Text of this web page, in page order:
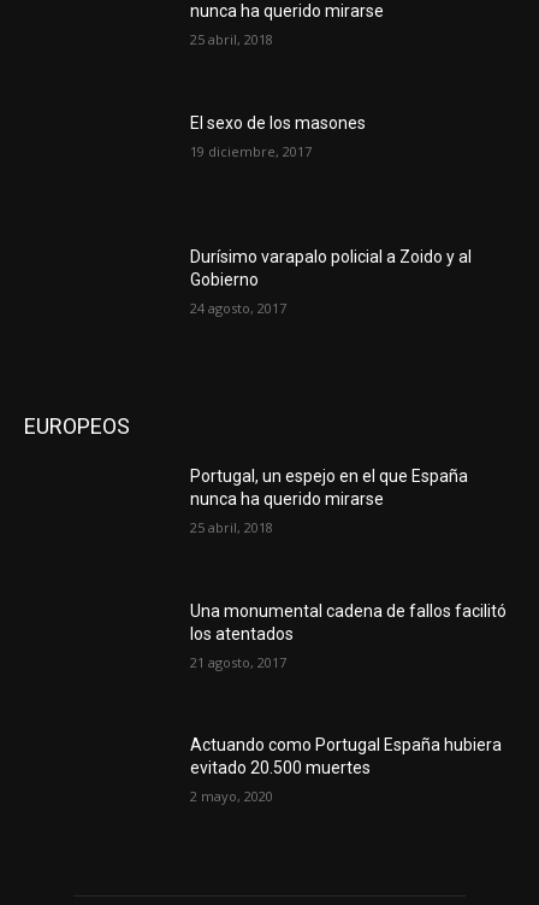
nunca ha querido mirarse
25 abril, 2018
El sexo de los masones
19 diciembre, 2017
Durísimo varapalo policial a Zoido y al
Gobierno
24 agosto, 2017
EUROPEOS
Portugal, un espejo en el que España
nunca ha querido mirarse
25 abril, 2018
Una monumental cadena de fallos facilitó
los atentados
21 agosto, 2017
Actuando como Portugal España hubiera
evitado 20.500 muertes
2 mayo, 2020